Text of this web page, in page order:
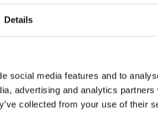
Details
social media features and to
advertising and analytics
collected from your use of their
AI i Azure
er